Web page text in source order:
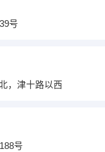
号
，津十路以西
号